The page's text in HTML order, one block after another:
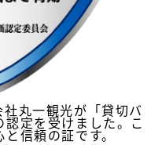
丸一観光が「貸切バ
定を受けました。こ
信頼の証です。